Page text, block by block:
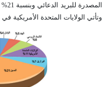
وتأتي الولايات المتحدة الأمريكية في المرتبة